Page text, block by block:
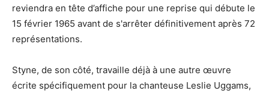
reviendra en tête d’affiche pour une reprise qui débute le
15 février 1965 avant de s'arrêter définitivement après 72
représentations.
Styne, de son côté, travaille déjà à une autre œuvre
écrite spécifiquement pour la chanteuse Leslie Uggams,